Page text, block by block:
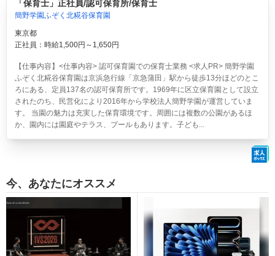
「保育士」正社員/認可保育所/保育士
簡野学園ふぞく北糀谷保育園
東京都
正社員：時給1,500円～1,650円
【仕事内容】<仕事内容> 認可保育園での保育士業務 <求人PR> 簡野学園
ふぞく北糀谷保育園は京浜急行線「京急蒲田」駅から徒歩13分ほどのとこ
ろにある、定員137名の認可保育所です。1969年に区立保育園として設立
されたのち、民営化により2016年から学校法人簡野学園が運営していま
す。 当園の魅力は充実した保育環境です。周囲には複数の公園があるほ
か、園内には園庭やテラス、プールもあります。子ども...
今、あなたにオススメ